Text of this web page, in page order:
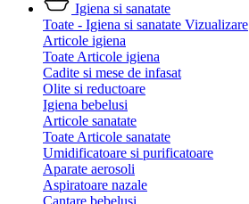
Igiena si sanatate
Toate - Igiena si sanatate Vizualizare
Articole igiena
Toate Articole igiena
Cadite si mese de infasat
Olite si reductoare
Igiena bebelusi
Articole sanatate
Toate Articole sanatate
Umidificatoare si purificatoare
Aparate aerosoli
Aspiratoare nazale
Cantare bebelusi